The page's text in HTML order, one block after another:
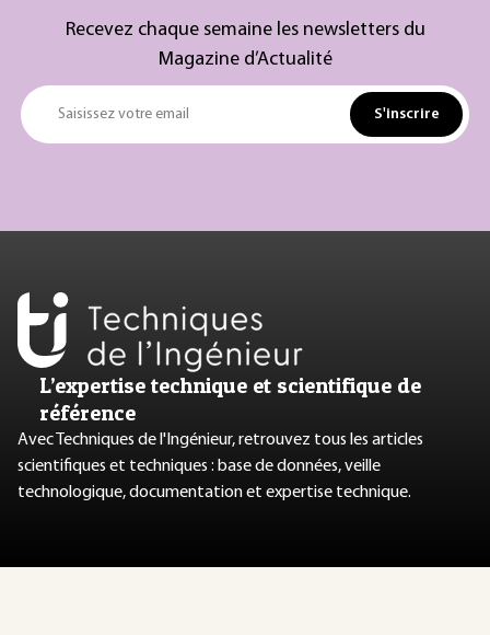
Recevez chaque semaine les newsletters du
Magazine d’Actualité
Saisissez votre email S'inscrire
L’expertise technique et scientifique de
référence
Avec Techniques de l'Ingénieur, retrouvez tous les articles
scientifiques et techniques : base de données, veille
technologique, documentation et expertise technique.